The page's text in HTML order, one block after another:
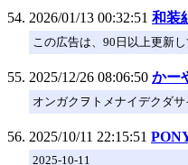
2026/01/13 00:32:51 和装
この広告は、90日以上更新
2025/12/26 08:06:50 かー
オンガクヲトメナイデクダサ
2025/10/11 22:15:51
2025-10-11